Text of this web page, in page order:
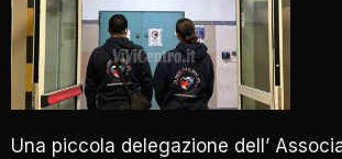
Una piccola delegazione dell’